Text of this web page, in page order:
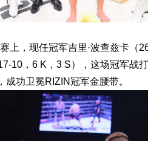
，现任冠军吉里·波查兹卡（
10，6 K，3 S），这场冠军战
功卫冕RIZIN冠军金腰带。